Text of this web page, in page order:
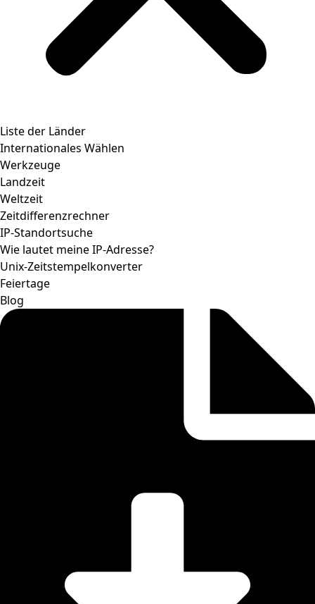
Liste der Länder
Internationales Wählen
Werkzeuge
Landzeit
Weltzeit
Zeitdifferenzrechner
IP-Standortsuche
Wie lautet meine IP-Adresse?
Unix-Zeitstempelkonverter
Feiertage
Blog